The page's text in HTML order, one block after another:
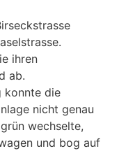
ihren
ab.
konnte die
nicht genau
wechselte,
und bog auf